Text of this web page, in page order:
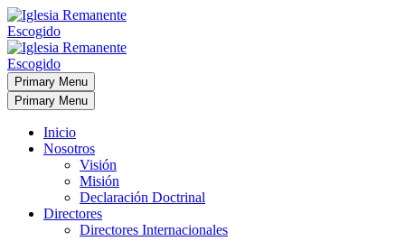
Primary Menu
Primary Menu
Inicio
Nosotros
Visión
Misión
Declaración Doctrinal
Directores
Directores Internacionales